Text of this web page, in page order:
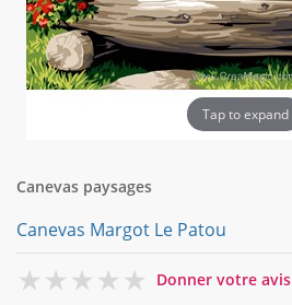
Tap to expand
Canevas paysages
Canevas Margot Le Patou
0
Donner votre avis